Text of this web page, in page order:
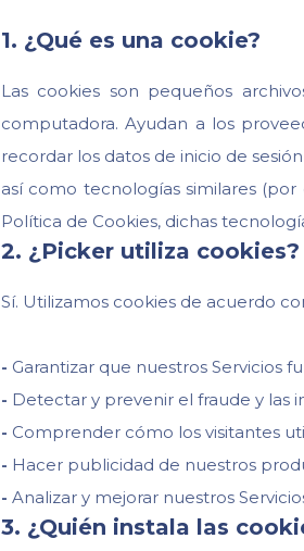
1. ¿Qué es una cookie?
Las cookies son pequeños
computadora. Ayudan a los
recordar los datos de inicio de
así como tecnologías similares
Política de Cookies, dichas
2. ¿Picker utiliza cookies?
Sí. Utilizamos cookies de acuerdo
- Garantizar que nuestros Servicios
- Detectar y prevenir el fraude y las
- Comprender cómo los visitantes
- Hacer publicidad de nuestros
- Analizar y mejorar nuestros
3. ¿Quién instala las